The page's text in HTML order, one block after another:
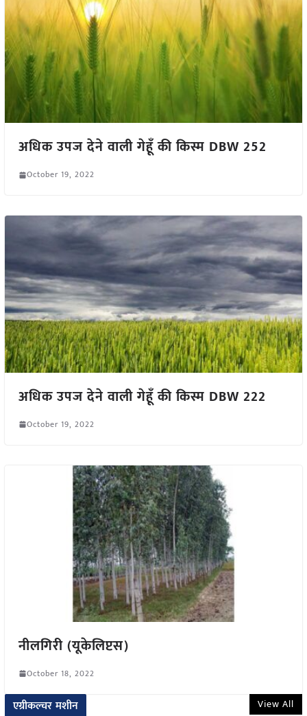
अधिक उपज देने वाली गेहूँ की किस्म DBW 252
October 19, 2022
अधिक उपज देने वाली गेहूँ की किस्म DBW 222
October 19, 2022
नीलगिरी (यूकेलिप्टस)
October 18, 2022
एग्रीकल्चर मशीन View All